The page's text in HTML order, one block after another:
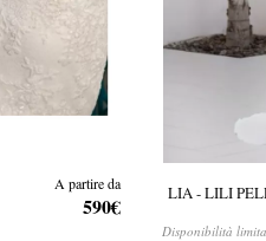
A partire da
590€ LIA - LILI
Disponibilità